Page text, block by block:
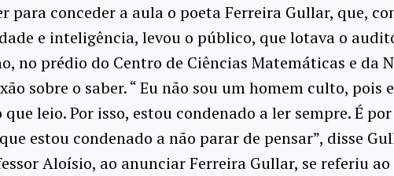
para conceder a aula o poeta Ferreira Gullar, que,
e inteligência, levou o público, que lotava o
no prédio do Centro de Ciências Matemáticas e da
sobre o saber. “ Eu não sou um homem culto, pois
leio. Por isso, estou condenado a ler sempre. É
estou condenado a não parar de pensar”, disse
Aloísio, ao anunciar Ferreira Gullar, se referiu